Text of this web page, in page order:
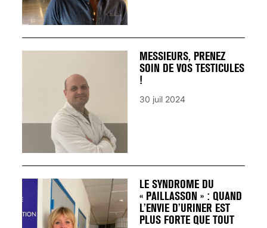
MESSIEURS, PRENEZ
SOIN DE VOS TESTICULES
!
30 juil 2024
LE SYNDROME DU
« PAILLASSON » : QUAND
L’ENVIE D’URINER EST
PLUS FORTE QUE TOUT